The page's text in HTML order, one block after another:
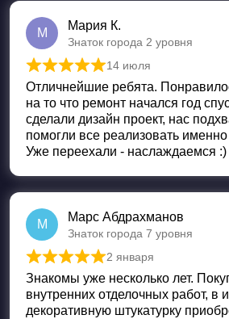
М
Мария К.
Знаток города 2 уровня
Оценка
14 июля
Отличнейшие ребята.
на то что ремонт начался год
сделали дизайн проект, нас
помогли все реализовать именно
Уже переехали - наслаждаемся :)
М
Марс Абдрахманов
Знаток города 7 уровня
Оценка из 5
2 января
Знакомы уже несколько лет.
внутренних отделочных работ, в
декоративную штукатурку